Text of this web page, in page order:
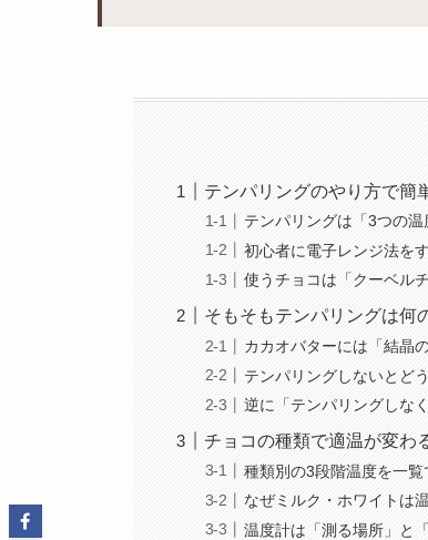
テンパリングのやり方で簡
テンパリングは「3つの
初心者に電子レンジ法を
使うチョコは「クーベル
そもそもテンパリングは何
カカオバターには「結晶
テンパリングしないとど
逆に「テンパリングしな
チョコの種類で適温が変わ
種類別の3段階温度を一覧
なぜミルク・ホワイトは
温度計は「測る場所」と